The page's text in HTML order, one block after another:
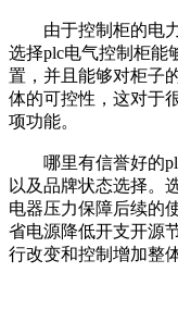
由于控制柜的电
选择plc电气控制柜能
置，并且能够对柜子
体的可控性，这对于
项功能。
哪里有信誉好的
以及品牌状态选择。
电器压力保障后续的
省电源降低开支开源
行改变和控制增加整